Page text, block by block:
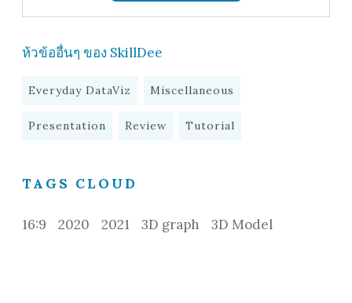
ห้วข้ออื่นๆ ของ SkillDee
Everyday DataViz Miscellaneous
Presentation Review Tutorial
TAGS CLOUD
16:9 2020 2021 3D graph 3D Model